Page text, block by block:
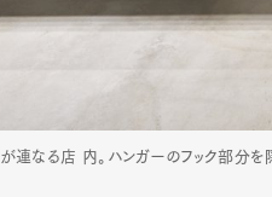
が連なる店 内。ハンガーのフック部分